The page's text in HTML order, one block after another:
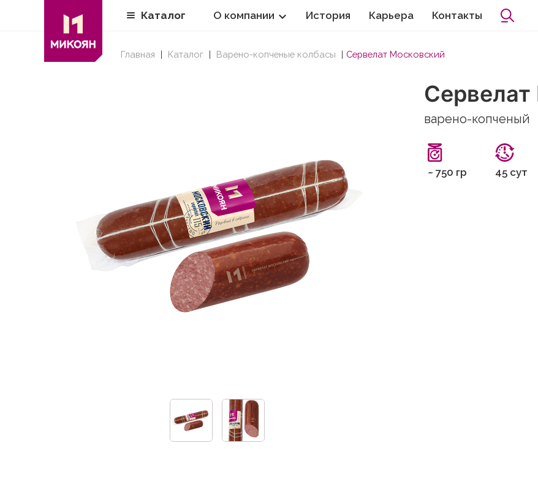
Каталог О компании История Карьера Контакты
Главная Каталог Варено-копченые колбасы Сервелат Московский
варено-копченый
~ 750 гр 45 сут